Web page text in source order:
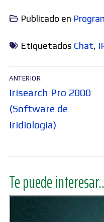
Publicado en
Etiquetados Chat,
Navegación
de
entradas
ANTERIOR
Entrada
anterior:
Irisearch Pro 2000
(Software de
Iridiologia)
Te puede